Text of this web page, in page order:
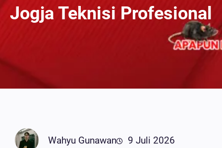
Jogja Teknisi Profesional
Wahyu Gunawan 9 Juli 2026